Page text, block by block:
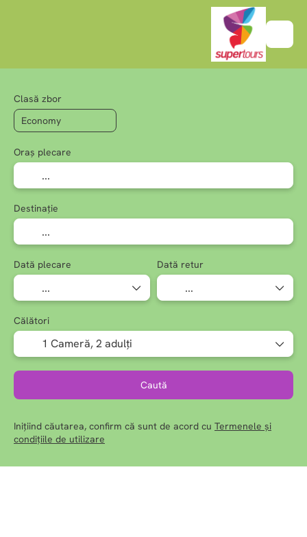
Clasă zbor
Oraș plecare
Destinație
Dată plecare Dată retur
Călători
1 Cameră, 2 adulți
Caută
Inițiind căutarea, confirm că sunt de acord cu Termenele și
condițiile de utilizare